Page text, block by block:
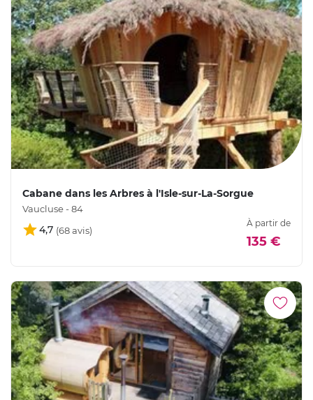
Cabane dans les Arbres à l'Isle-sur-La-Sorgue
Vaucluse - 84
4,7
À partir de
135 €